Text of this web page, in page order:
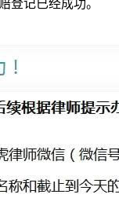
登记已经成功。